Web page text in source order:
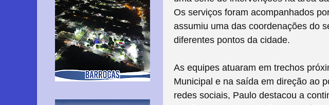
Os serviços foram acompanhados
assumiu uma das coordenações do
diferentes pontos da cidade.
As equipes atuaram em trechos
Municipal e na saída em direção ao
redes sociais, Paulo destacou a